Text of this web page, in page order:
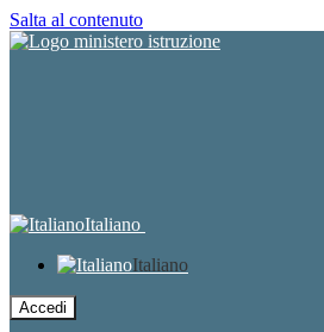
Salta al contenuto
Italiano
Italiano
Accedi